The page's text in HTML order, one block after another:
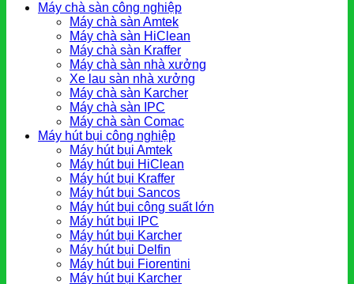
Máy chà sàn công nghiệp
Máy chà sàn Amtek
Máy chà sàn HiClean
Máy chà sàn Kraffer
Máy chà sàn nhà xưởng
Xe lau sàn nhà xưởng
Máy chà sàn Karcher
Máy chà sàn IPC
Máy chà sàn Comac
Máy hút bụi công nghiệp
Máy hút bụi Amtek
Máy hút bụi HiClean
Máy hút bụi Kraffer
Máy hút bụi Sancos
Máy hút bụi công suất lớn
Máy hút bụi IPC
Máy hút bụi Karcher
Máy hút bụi Delfin
Máy hút bụi Fiorentini
Máy hút bụi Karcher